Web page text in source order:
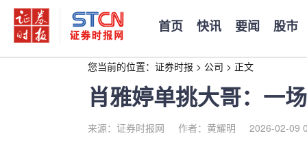
首页 快讯 要闻 股市
您当前的位置： 证券时报 > 公司 > 正文
肖雅婷单挑大哥：一
来源：证券时报网 作者：黄耀明 2026-02-09